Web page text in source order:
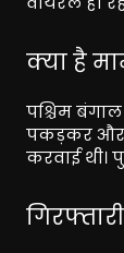
क्या है
पश्चिम
पकड़कर और
करवाई थी।